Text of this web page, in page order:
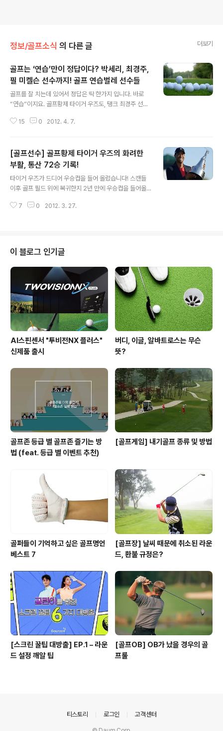
정보/골프소식 의 다른 글 더보기
골프는 ‘연습’만이 정답이다? 박세리, 최경주,
필 미켈슨 선수까지! 골프 연습벌레 선수들
골프를 잘 치는데 있어서 정답은 딱 한가지 입니다. 바로
“연습”이지요. 골프황제 타이거 우즈도, 탱크 최경주 선수
리에 오른 선수들입니다. 이들은 신체적으로 타고난 것도
들은 어떻게 골프 연습을 해 왔는지 지금 여러분들께 소개
해 드리겠습니다! 먼저 박세리 선수입니다! 박세리 선수의
아버지는 박세리 선수를 매우 혹독하게 훈련시켰다는 일화
로 잘 알려져 있는데요, 이른 새벽부터 박세리 선수를 집 뒤
습을 하게 했다고 합니다. 골프 연습이 끝나면 직접 공도 주
15 0 2012. 4. 7.
[골프선수] 골프황제 타이거 우즈의 화려한
부활, 통산 72승 기록!
타이거 우즈가 드디어 우승컵을 들어 올렸습니다! 스캔들
이후 골프 필드 위에 복귀한지 2년 만에 우승컵을 들어올
차지하면서 전세계는 지금 골프황제의 귀환 소식을 발 빠
골프선수 중에서 가장 멋진 활약을 선보이며 수많은 골프
선수를 물리치고 정상에 올랐던 그는 2009년 부인과 스캔
들 사건이 터지면서 잠시 골프장을 떠나게 되었는데요, 20
09년 9월 BMW 챔피언 십에서 우승을 한 뒤 총 30개월
만에 처음으로 다시 우승을 하게 되었습니다. 자신의 PGA
통산 72번 째 우승을 차지..
7 0 2012. 3. 27.
이 블로그 인기글
AI스핀센서 "투비전NX 플러스"
신제품 출시
버디, 이글, 알바트로스는 무슨
뜻?
골프존 등급 별 골프존 즐기는 방
법 (feat. 등급 별 이벤트 추천)
[골프게임] 내기골프 종류 및 방법
골퍼들이 기억하고 싶은 골프명언
베스트 7
[골프장] 날씨 때문에 취소된 라운
드, 환불 규정은?
[스크린 꿀팁 대방출] EP.1 – 라운
드 설정 깨알 팁
[골프OB] OB가 났을 경우의 골
프룰
티스토리 로그인 고객센터